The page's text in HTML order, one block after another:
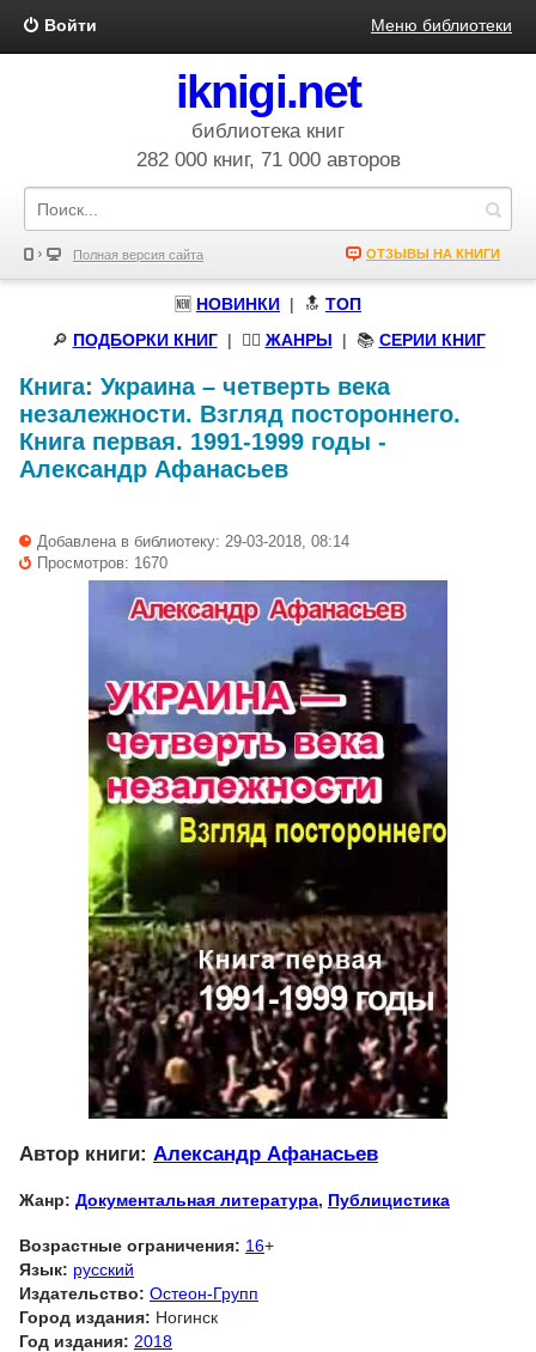
Войти Меню библиотеки
iknigi.net
библиотека книг
282 000 книг, 71 000 авторов
Полная версия сайта ОТЗЫВЫ НА КНИГИ
🆕 НОВИНКИ | 🔝 ТОП
🔎 ПОДБОРКИ КНИГ| 🧝‍♀️ ЖАНРЫ | 📚 СЕРИИ КНИГ
Книга: Украина – четверть века
незалежности. Взгляд постороннего.
Книга первая. 1991-1999 годы -
Александр Афанасьев
Добавлена в библиотеку: 29-03-2018, 08:14
Просмотров: 1670
Автор книги: Александр Афанасьев
Жанр: Документальная литература, Публицистика
Возрастные ограничения: 16+
Язык: русский
Издательство: Остеон-Групп
Город издания: Ногинск
Год издания: 2018